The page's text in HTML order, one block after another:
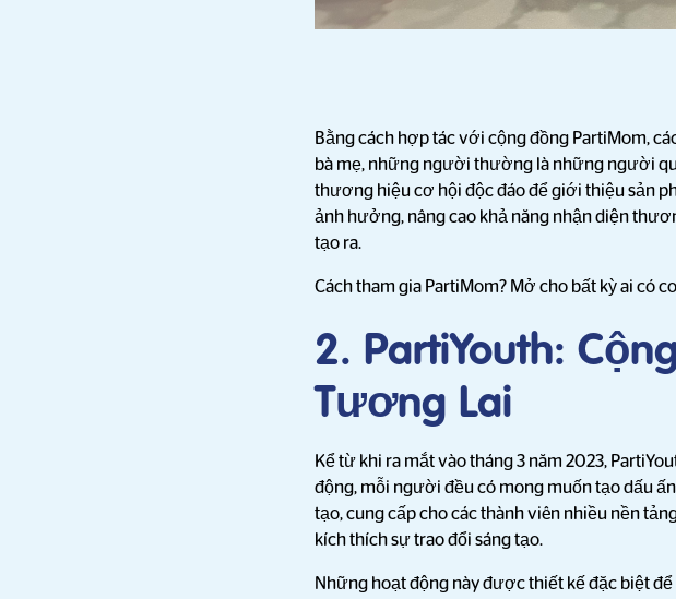
Bằng cách hợp tác với cộng đồng PartiMom,
bà mẹ, những người thường là những người
thương hiệu cơ hội độc đáo để giới thiệu sản
ảnh hưởng, nâng cao khả năng nhận diện
tạo ra.
Cách tham gia PartiMom? Mở cho bất kỳ ai có
2. PartiYouth:
Tương Lai
Kể từ khi ra mắt vào tháng 3 năm 2023,
động, mỗi người đều có mong muốn tạo dấu
tạo, cung cấp cho các thành viên nhiều nền
kích thích sự trao đổi sáng tạo.
Những hoạt động này được thiết kế đặc biệt